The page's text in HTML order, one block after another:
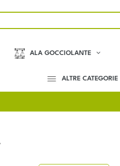
ALA GOCCIOLANTE
ALTRE CATEGORIE